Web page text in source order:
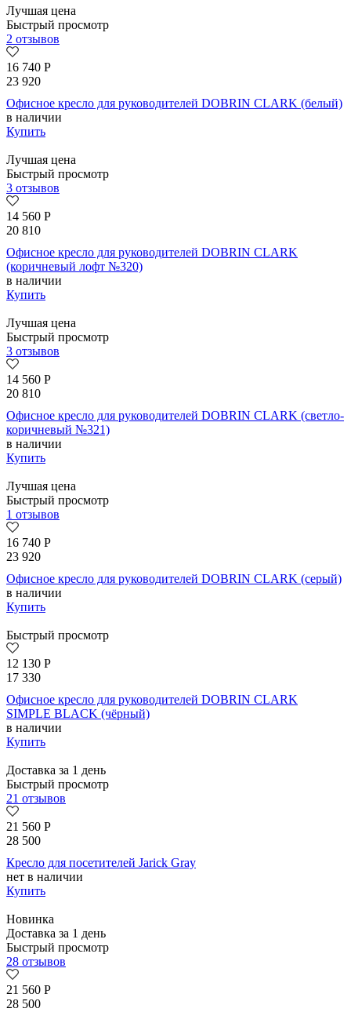
Лучшая цена
Быстрый просмотр
2 отзывов
16 740 Р
23 920
Офисное кресло для руководителей DOBRIN CLARK (белый)
в наличии
Купить
Лучшая цена
Быстрый просмотр
3 отзывов
14 560 Р
20 810
Офисное кресло для руководителей DOBRIN CLARK
(коричневый лофт №320)
в наличии
Купить
Лучшая цена
Быстрый просмотр
3 отзывов
14 560 Р
20 810
Офисное кресло для руководителей DOBRIN CLARK (светло-
коричневый №321)
в наличии
Купить
Лучшая цена
Быстрый просмотр
1 отзывов
16 740 Р
23 920
Офисное кресло для руководителей DOBRIN CLARK (серый)
в наличии
Купить
Быстрый просмотр
12 130 Р
17 330
Офисное кресло для руководителей DOBRIN CLARK
SIMPLE BLACK (чёрный)
в наличии
Купить
Доставка за 1 день
Быстрый просмотр
21 отзывов
21 560 Р
28 500
Кресло для посетителей Jarick Gray
нет в наличии
Купить
Новинка
Доставка за 1 день
Быстрый просмотр
28 отзывов
21 560 Р
28 500